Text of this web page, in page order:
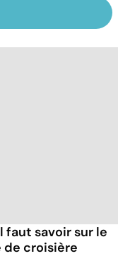
faut savoir sur le
de croisière